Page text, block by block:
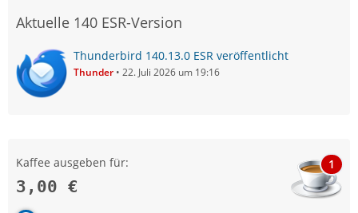
Aktuelle 140 ESR-Version
Thunderbird 140.13.0 ESR veröffentlicht
Thunder 22. Juli 2026 um 19:16
Kaffee ausgeben für:
3,00 €
1